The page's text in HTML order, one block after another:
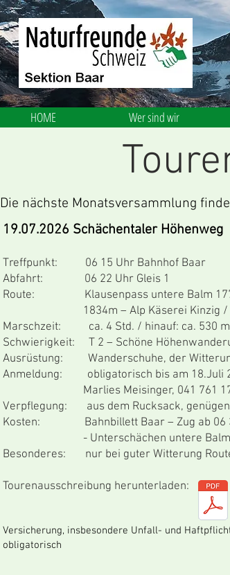
HOME Wer sind wir
Die nächste Monatsversammlung
19.07.2026 Schächentaler Höhenweg
Treffpunkt: 06 15 Uhr Bahnhof Baar
Abfahrt: 06 22 Uhr Gleis 1
Route: Klausenpass untere Balm 1770m
1834m – Alp Käserei Kinzig /
Marschzeit: ca. 4 Std. / hinauf: ca. 530
Schwierigkeit: T 2 – Schöne
Ausrüstung: Wanderschuhe, der
Anmeldung: obligatorisch bis am 18.Juli
Marlies Meisinger, 041 761 17 60 /
Verpflegung: aus dem Rucksack,
Kosten: Bahnbillett Baar – Zug ab 06 30
- Unterschächen untere Balm an 08
Besonderes: nur bei guter Witterung
Tourenausschreibung herunterladen:
Versicherung, insbesondere Unfall- und
obligatorisch